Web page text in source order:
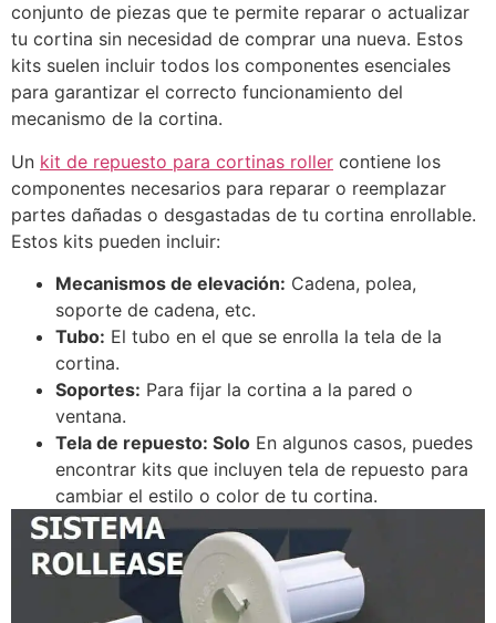
conjunto de piezas que te permite reparar o actualizar
tu cortina sin necesidad de comprar una nueva. Estos
kits suelen incluir todos los componentes esenciales
para garantizar el correcto funcionamiento del
mecanismo de la cortina.
Un kit de repuesto para cortinas roller contiene los
componentes necesarios para reparar o reemplazar
partes dañadas o desgastadas de tu cortina enrollable.
Estos kits pueden incluir:
Mecanismos de elevación: Cadena, polea,
soporte de cadena, etc.
Tubo: El tubo en el que se enrolla la tela de la
cortina.
Soportes: Para fijar la cortina a la pared o
ventana.
Tela de repuesto: Solo En algunos casos, puedes
encontrar kits que incluyen tela de repuesto para
cambiar el estilo o color de tu cortina.